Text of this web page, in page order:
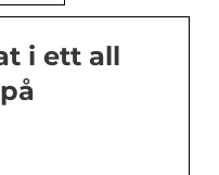
i ett all